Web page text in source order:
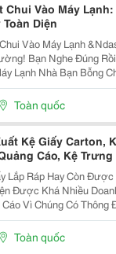
Chui Vào Máy Lạnh:
Diện
Vào Máy Lạnh
Đó. Một Ngày Đẹp
Lạnh Nhà Bạn Bỗng
Cạch&Hellip; Và Rồi
Không
Toàn quốc
Kệ Giấy Carton,
Cáo, Kệ Trưng
Lắp Ráp Hay Còn
Được Khá Nhiều
Cáo Vì Chúng Có Thông
Nhỏ Gọn Kệ Giấy Lắp
Kệ Giấy Lắp Ráp
Toàn quốc